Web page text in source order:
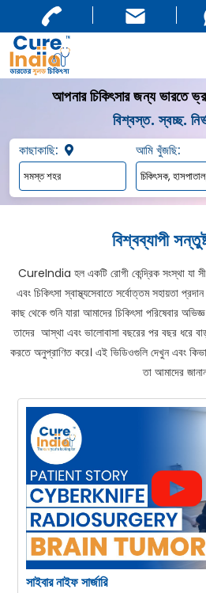
আপনার চিকিৎসার জন্য ভারতে
বিশ্বস্ত. স্বচ্ছ.
কাছাকাছি: আমি খুঁজছি:
বিশ্বব্যাপী
CureIndia হল একটি রোগী কেন্দ্রিক সংস্থা যা
এবং চিকিৎসা স্বাস্থ্যসেবাতে সর্বোত্তম সহায়তা
কাছ থেকে শুনি যারা আমাদের চিকিৎসা পরিষেবার
তাদের আস্থা এবং ভালোবাসা বছরের পর বছর ধরে
করতে অনুপ্রাণিত করে। এই ভিডিওগুলি দেখুন এবং
তা আমাদের
ভারতে AMS 700 LGX খরচ